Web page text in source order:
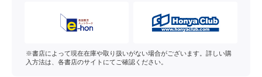
※書店によって現在在庫や取り扱いがない場合がございます。詳しい購
入方法は、各書店のサイトにてご確認ください。